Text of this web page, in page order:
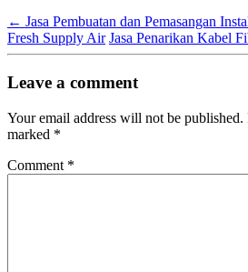
← Jasa Pembuatan dan Pemasangan
Fresh Supply Air Jasa Penarikan Kabel
Leave a comment
Your email address will not be published.
marked *
Comment *